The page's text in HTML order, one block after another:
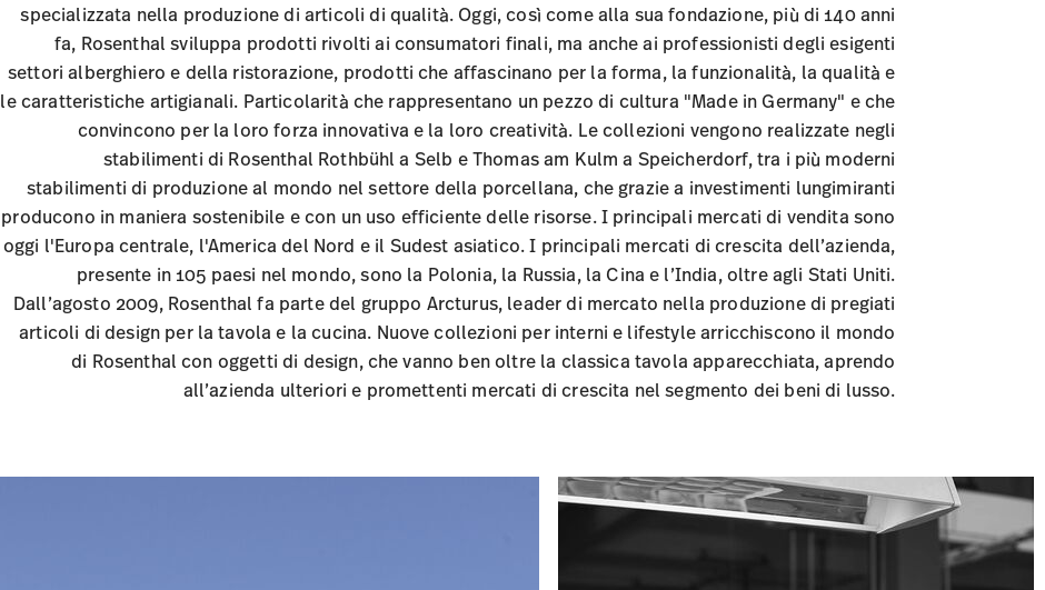
specializzata nella produzione di articoli di qualità. Oggi, così come alla sua fondazione, più di 140 anni
fa, Rosenthal sviluppa prodotti rivolti ai consumatori finali, ma anche ai professionisti degli esigenti
settori alberghiero e della ristorazione, prodotti che affascinano per la forma, la funzionalità, la qualità e
le caratteristiche artigianali. Particolarità che rappresentano un pezzo di cultura "Made in Germany" e che
convincono per la loro forza innovativa e la loro creatività. Le collezioni vengono realizzate negli
stabilimenti di Rosenthal Rothbühl a Selb e Thomas am Kulm a Speicherdorf, tra i più moderni
stabilimenti di produzione al mondo nel settore della porcellana, che grazie a investimenti lungimiranti
producono in maniera sostenibile e con un uso efficiente delle risorse. I principali mercati di vendita sono
oggi l'Europa centrale, l'America del Nord e il Sudest asiatico. I principali mercati di crescita dell’azienda,
presente in 105 paesi nel mondo, sono la Polonia, la Russia, la Cina e l’India, oltre agli Stati Uniti.
Dall’agosto 2009, Rosenthal fa parte del gruppo Arcturus, leader di mercato nella produzione di pregiati
articoli di design per la tavola e la cucina. Nuove collezioni per interni e lifestyle arricchiscono il mondo
di Rosenthal con oggetti di design, che vanno ben oltre la classica tavola apparecchiata, aprendo
all’azienda ulteriori e promettenti mercati di crescita nel segmento dei beni di lusso.